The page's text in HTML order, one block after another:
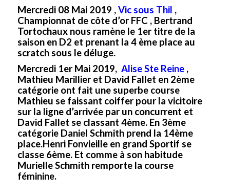
Mercredi 08 Mai 2019 ,Vic sous Thil ,
Championnat de côte d’or FFC , Bertrand
Tortochaux nous ramène le 1er titre de la
saison en D2 et prenant la 4 ème place au
scratch sous le déluge.
Mercredi 1er Mai 2019, Alise Ste Reine,
Mathieu Marillier et David Fallet en 2ème
catégorie ont fait une superbe course
Mathieu se faissant coiffer pour la vicitoire
sur la ligne d’arrivée par un concurrent et
David Fallet se classant 4ème. En 3ème
catégorie Daniel Schmith prend la 14ème
place.Henri Fonvieille en grand Sportif se
classe 6ème. Et comme à son habitude
Murielle Schmith remporte la course
féminine.